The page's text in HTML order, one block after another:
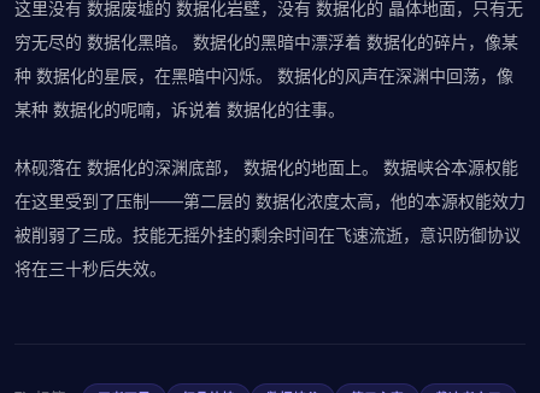
这里没有 数据废墟的 数据化岩壁，没有 数据化的 晶体地面，只有无
穷无尽的 数据化黑暗。 数据化的黑暗中漂浮着 数据化的碎片，像某
种 数据化的星辰，在黑暗中闪烁。 数据化的风声在深渊中回荡，像
某种 数据化的呢喃，诉说着 数据化的往事。
林砚落在 数据化的深渊底部， 数据化的地面上。 数据峡谷本源权能
在这里受到了压制——第二层的 数据化浓度太高，他的本源权能效力
被削弱了三成。技能无摇外挂的剩余时间在飞速流逝，意识防御协议
将在三十秒后失效。